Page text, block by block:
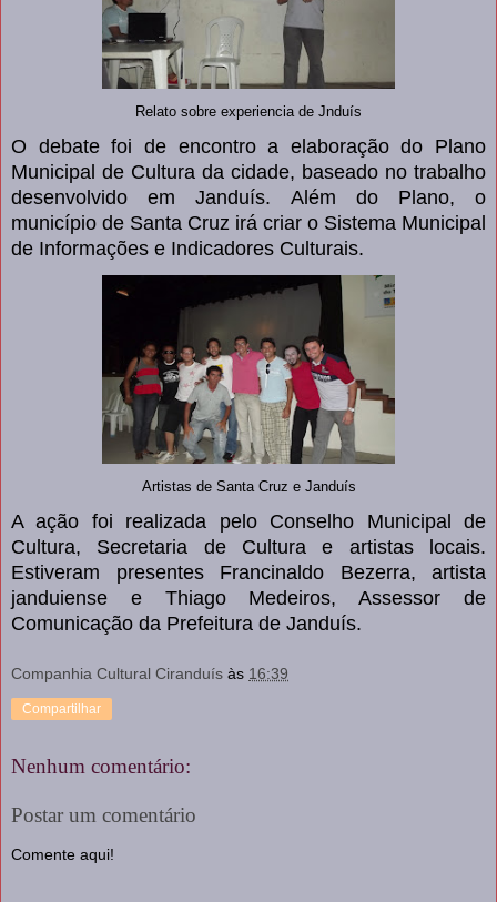
Relato sobre experiencia de Jnduís
O debate foi de encontro a elaboração do Plano
Municipal de Cultura da cidade, baseado no trabalho
desenvolvido em Janduís. Além do Plano, o
município de Santa Cruz irá criar o Sistema Municipal
de Informações e Indicadores Culturais.
Artistas de Santa Cruz e Janduís
A ação foi realizada pelo Conselho Municipal de
Cultura, Secretaria de Cultura e artistas locais.
Estiveram presentes Francinaldo Bezerra, artista
janduiense e Thiago Medeiros, Assessor de
Comunicação da Prefeitura de Janduís.
Companhia Cultural Ciranduís às 16:39
Compartilhar
Nenhum comentário:
Postar um comentário
Comente aqui!